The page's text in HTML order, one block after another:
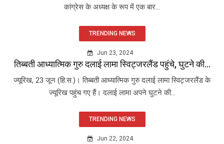
कांग्रेस के अध्यक्ष के रूप में एक बार...
TRENDING NEWS
Jun 23, 2024
तिब्बती आध्यात्मिक गुरु दलाई लामा स्विट्जरलैंड पहुंचे, घुटने की...
ज्यूरिख, 23 जून (हि.स.)। तिब्बती आध्यात्मिक गुरु दलाई लामा स्विट्जरलैंड के
ज्यूरिख पहुंच गए हैं। दलाई लामा अपने घुटने की...
TRENDING NEWS
Jun 22, 2024